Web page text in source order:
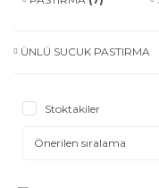
ÜNLÜ SUCUK PASTIRMA
Stoktakiler